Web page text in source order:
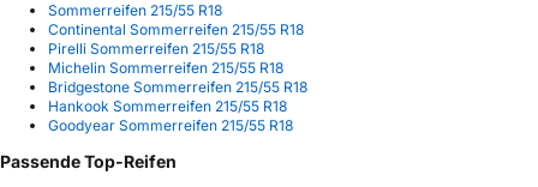
Sommerreifen 215/55 R18
Continental Sommerreifen 215/55 R18
Pirelli Sommerreifen 215/55 R18
Michelin Sommerreifen 215/55 R18
Bridgestone Sommerreifen 215/55 R18
Hankook Sommerreifen 215/55 R18
Goodyear Sommerreifen 215/55 R18
Passende Top-Reifen